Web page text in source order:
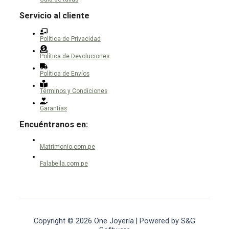
Servicio al cliente
Política de Privacidad
Política de Devoluciones
Política de Envíos
Términos y Condiciones
Garantías
Encuéntranos en:
Matrimonio.com.pe
Falabella.com.pe
Copyright © 2026 One Joyería | Powered by S&G